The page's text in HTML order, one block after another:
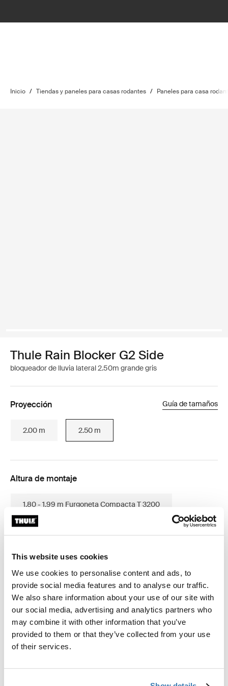
This website uses cookies
We use cookies to personalise content and ads, to
provide social media features and to analyse our traffic.
We also share information about your use of our site with
our social media, advertising and analytics partners who
may combine it with other information that you’ve
provided to them or that they’ve collected from your use
of their services.
Inicio / Tiendas y paneles para casas rodantes / Paneles para casa
Thule Rain Blocker G2 Side
bloqueador de lluvia lateral 2.50m grande gris
Proyección Guía de tamaños
2.00 m 2.50 m
Altura de montaje
1.80 - 1.99 m Furgoneta Compacta T 3200
2.65 - 2.84 m X-Large
Garantía Thule
Panel lateral de privacidad para toldos Thule para